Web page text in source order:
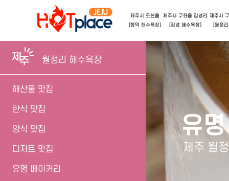
제주시 조천읍
[함덕 해수욕장]
제주시 구좌읍 김녕리
[김녕 해수욕장]
제주시
[월정
유
제주 월
월정리 해수욕장
해산물 맛집
한식 맛집
양식 맛집
디저트 맛집
유명 베이커리